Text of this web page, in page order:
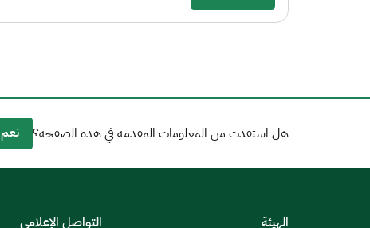
هل استفدت من المعلومات المقدمة في هذه الصفحة؟ نعم
الهيئة التواصل الإعلامي